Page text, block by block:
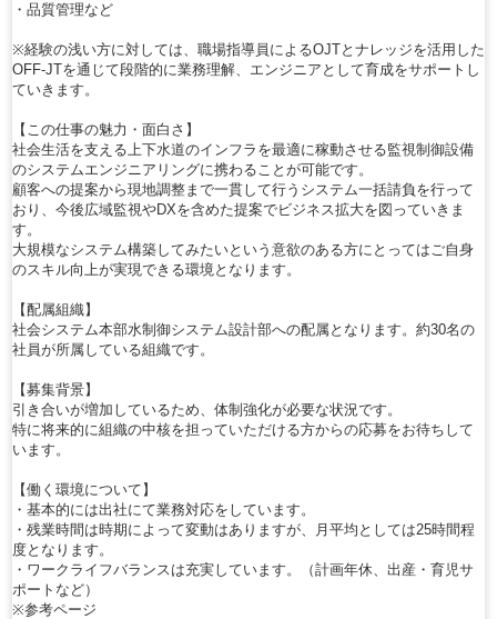
・品質管理など
※経験の浅い方に対しては、職場指導員によるOJTとナレッジを活用した
OFF-JTを通じて段階的に業務理解、エンジニアとして育成をサポートし
ていきます。
【この仕事の魅力・面白さ】
社会生活を支える上下水道のインフラを最適に稼動させる監視制御設備
のシステムエンジニアリングに携わることが可能です。
顧客への提案から現地調整まで一貫して行うシステム一括請負を行って
おり、今後広域監視やDXを含めた提案でビジネス拡大を図っていきま
す。
大規模なシステム構築してみたいという意欲のある方にとってはご自身
のスキル向上が実現できる環境となります。
【配属組織】
社会システム本部水制御システム設計部への配属となります。約30名の
社員が所属している組織です。
【募集背景】
引き合いが増加しているため、体制強化が必要な状況です。
特に将来的に組織の中核を担っていただける方からの応募をお待ちして
います。
【働く環境について】
・基本的には出社にて業務対応をしています。
・残業時間は時期によって変動はありますが、月平均としては25時間程
度となります。
・ワークライフバランスは充実しています。（計画年休、出産・育児サ
ポートなど）
※参考ページ